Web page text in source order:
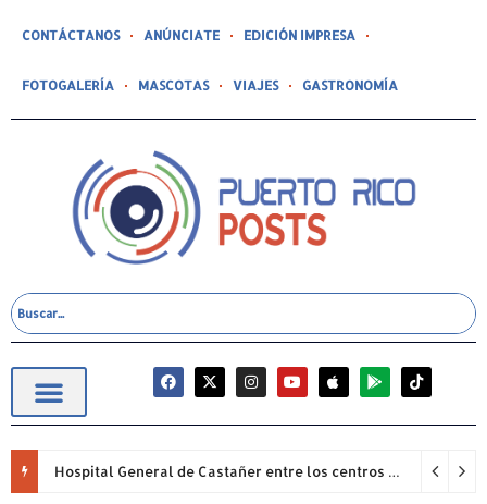
CONTÁCTANOS ANÚNCIATE EDICIÓN IMPRESA
FOTOGALERÍA MASCOTAS VIAJES GASTRONOMÍA
Hospital General de Castañer entre los centros de salud comunitarios con mejor desempeño clínico de Estados Unidos